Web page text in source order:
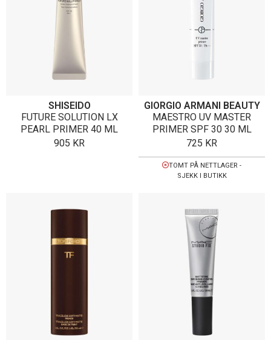
SHISEIDO
FUTURE SOLUTION LX
PEARL PRIMER 40 ML
905 KR
GIORGIO ARMANI BEAUTY
MAESTRO UV MASTER
PRIMER SPF 30 30 ML
725 KR
TOMT PÅ NETTLAGER -
SJEKK I BUTIKK